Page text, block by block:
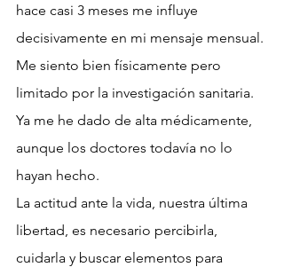
hace casi 3 meses me influye
decisivamente en mi mensaje mensual.
Me siento bien físicamente pero
limitado por la investigación sanitaria.
Ya me he dado de alta médicamente,
aunque los doctores todavía no lo
hayan hecho.
La actitud ante la vida, nuestra última
libertad, es necesario percibirla,
cuidarla y buscar elementos para